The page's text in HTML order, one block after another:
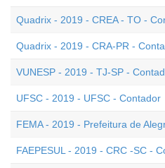
Quadrix - 2019 - CREA - TO -
Quadrix - 2019 - CRA-PR -
VUNESP - 2019 - TJ-SP -
UFSC - 2019 - UFSC - Contador
FEMA - 2019 - Prefeitura de
FAEPESUL - 2019 - CRC -SC -